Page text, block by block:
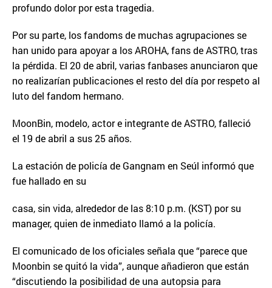
profundo dolor por esta tragedia.
Por su parte, los fandoms de muchas agrupaciones se
han unido para apoyar a los AROHA, fans de ASTRO, tras
la pérdida. El 20 de abril, varias fanbases anunciaron que
no realizarían publicaciones el resto del día por respeto al
luto del fandom hermano.
MoonBin, modelo, actor e integrante de ASTRO, falleció
el 19 de abril a sus 25 años.
La estación de policía de Gangnam en Seúl informó que
fue hallado en su
casa, sin vida, alrededor de las 8:10 p.m. (KST) por su
manager, quien de inmediato llamó a la policía.
El comunicado de los oficiales señala que “parece que
Moonbin se quitó la vida”, aunque añadieron que están
“discutiendo la posibilidad de una autopsia para